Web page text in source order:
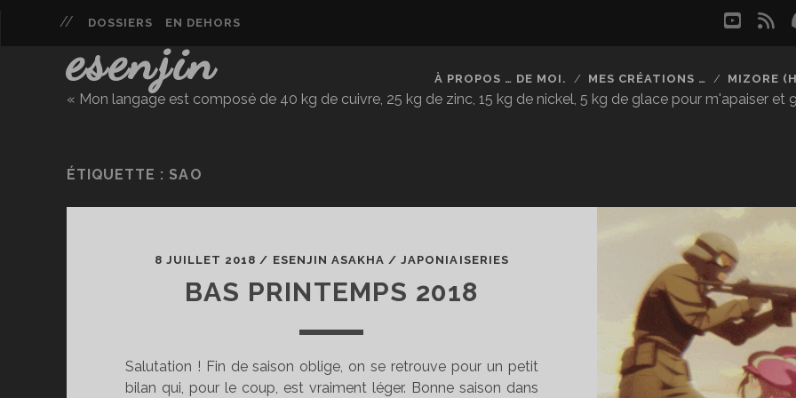
DOSSIERS EN DEHORS
esenjin
« Mon langage est composé de 40 kg de cuivre, 25 kg de zinc, 15 kg de nickel, 5 kg de glace pour m'apaiser et
À PROPOS … DE MOI. MES CRÉATIONS … MIZORE
ÉTIQUETTE :SAO
8 JUILLET 2018 / ESENJIN ASAKHA /JAPONIAISERIES
BAS PRINTEMPS 2018
Salutation ! Fin de saison oblige, on se retrouve pour un petit
bilan qui, pour le coup, est vraiment léger. Bonne saison dans